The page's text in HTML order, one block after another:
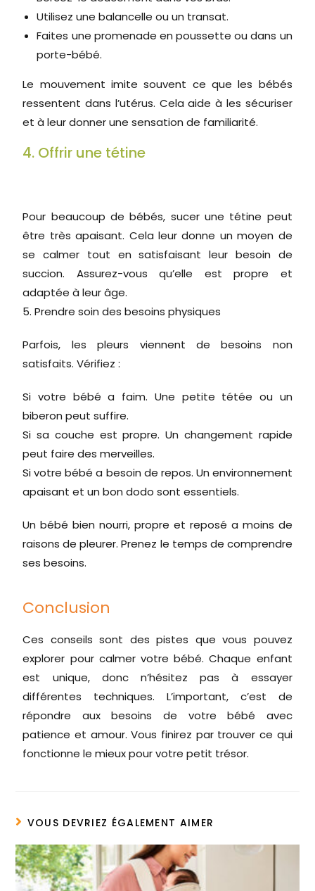
Utilisez une balancelle ou un transat.
Faites une promenade en poussette ou dans un
porte-bébé.
Le mouvement imite souvent ce que les bébés
ressentent dans l’utérus. Cela aide à les sécuriser
et à leur donner une sensation de familiarité.
4. Offrir une tétine
Pour beaucoup de bébés, sucer une tétine peut
être très apaisant. Cela leur donne un moyen de
se calmer tout en satisfaisant leur besoin de
succion. Assurez-vous qu’elle est propre et
adaptée à leur âge.
5. Prendre soin des besoins physiques
Parfois, les pleurs viennent de besoins non
satisfaits. Vérifiez :
Si votre bébé a faim. Une petite tétée ou un
biberon peut suffire.
Si sa couche est propre. Un changement rapide
peut faire des merveilles.
Si votre bébé a besoin de repos. Un environnement
apaisant et un bon dodo sont essentiels.
Un bébé bien nourri, propre et reposé a moins de
raisons de pleurer. Prenez le temps de comprendre
ses besoins.
Conclusion
Ces conseils sont des pistes que vous pouvez
explorer pour calmer votre bébé. Chaque enfant
est unique, donc n’hésitez pas à essayer
différentes techniques. L’important, c’est de
répondre aux besoins de votre bébé avec
patience et amour. Vous finirez par trouver ce qui
fonctionne le mieux pour votre petit trésor.
VOUS DEVRIEZ ÉGALEMENT AIMER